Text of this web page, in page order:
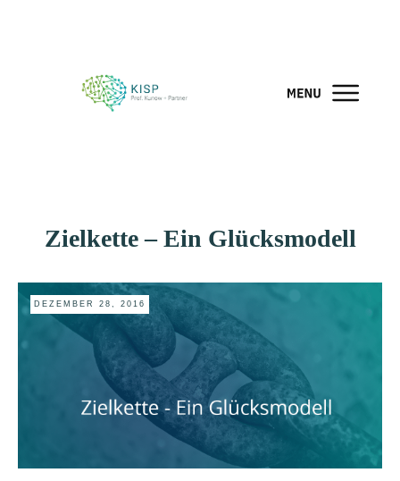
Zielkette – Ein Glücksmodell
DEZEMBER 28, 2016